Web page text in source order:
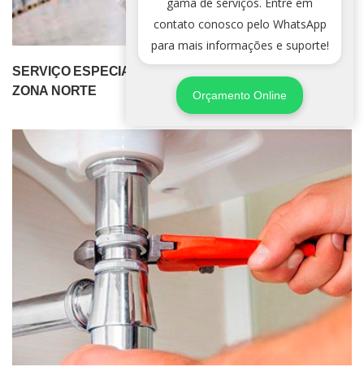
SERVIÇO ESPECIALIZADO DE DEDETIZADORA NA
ZONA NORTE
gama de serviços. Entre em
contato conosco pelo WhatsApp
para mais informações e suporte!
Orçamento Online